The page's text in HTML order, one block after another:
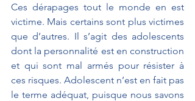
Ces dérapages tout le monde en est
victime. Mais certains sont plus victimes
que d’autres. Il s’agit des adolescents
dont la personnalité est en construction
et qui sont mal armés pour résister à
ces risques. Adolescent n’est en fait pas
le terme adéquat, puisque nous savons